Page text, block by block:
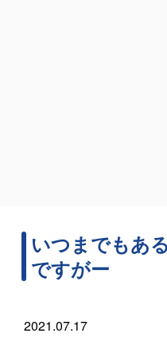
いつまでもあ
ですがー
2021.07.17